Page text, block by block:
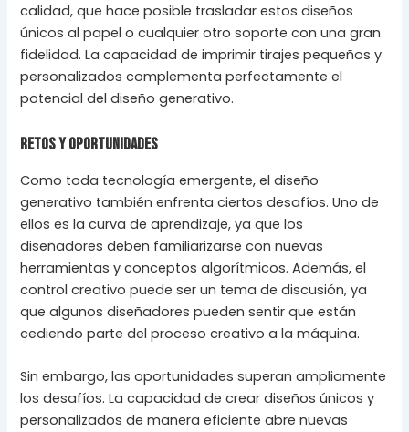
calidad, que hace posible trasladar estos diseños
únicos al papel o cualquier otro soporte con una gran
fidelidad. La capacidad de imprimir tirajes pequeños y
personalizados complementa perfectamente el
potencial del diseño generativo.
Retos y Oportunidades
Como toda tecnología emergente, el diseño
generativo también enfrenta ciertos desafíos. Uno de
ellos es la curva de aprendizaje, ya que los
diseñadores deben familiarizarse con nuevas
herramientas y conceptos algorítmicos. Además, el
control creativo puede ser un tema de discusión, ya
que algunos diseñadores pueden sentir que están
cediendo parte del proceso creativo a la máquina.
Sin embargo, las oportunidades superan ampliamente
los desafíos. La capacidad de crear diseños únicos y
personalizados de manera eficiente abre nuevas